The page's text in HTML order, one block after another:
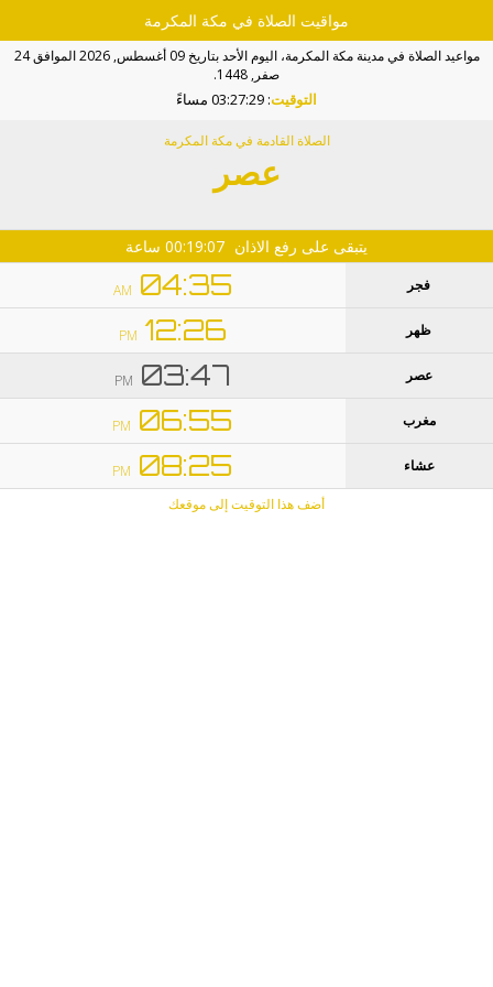
مواقيت الصلاة في مكة المكرمة
مواعيد الصلاة في مدينة مكة المكرمة، اليوم الأحد بتاريخ 09 أغسطس, 2026 الموافق 24
صفر, 1448.
التوقيت: 03:27:28 مساءً
الصلاة القادمة في مكة المكرمة
عصر
يتبقى على رفع الاذان 00:19:06 ساعة
فجر
ظهر
عصر
مغرب
عشاء
04:35
AM
12:26
PM
03:47
PM
06:55
PM
08:25
PM
أضف هذا التوقيت إلى موقعك